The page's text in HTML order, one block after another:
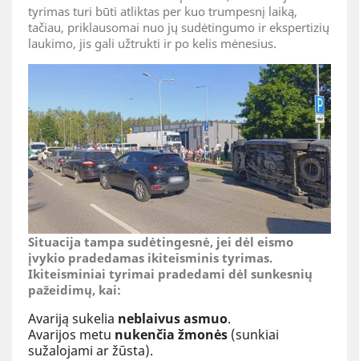
tyrimas turi būti atliktas per kuo trumpesnį laiką,
tačiau, priklausomai nuo jų sudėtingumo ir ekspertizių
laukimo, jis gali užtrukti ir po kelis mėnesius.
Situacija tampa sudėtingesnė, jei dėl eismo
įvykio pradedamas ikiteisminis tyrimas.
Ikiteisminiai tyrimai pradedami dėl sunkesnių
pažeidimų, kai:
Avariją sukelia neblaivus asmuo.
Avarijos metu nukenčia žmonės (sunkiai
sužalojami ar žūsta).